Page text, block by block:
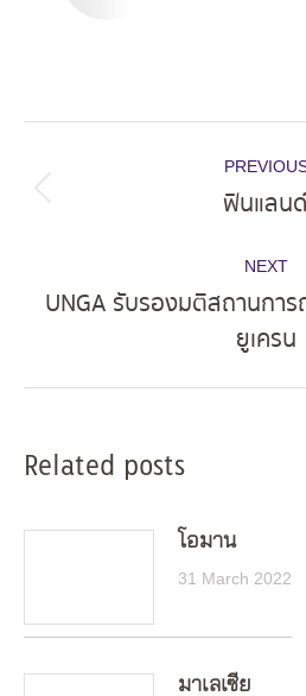
navigation
ฟินแลน
NEXT
post:
UNGA รับรองมติสถานกา
ยูเครน
Related posts
โอมาน
31 March 2022
มาเลเซีย